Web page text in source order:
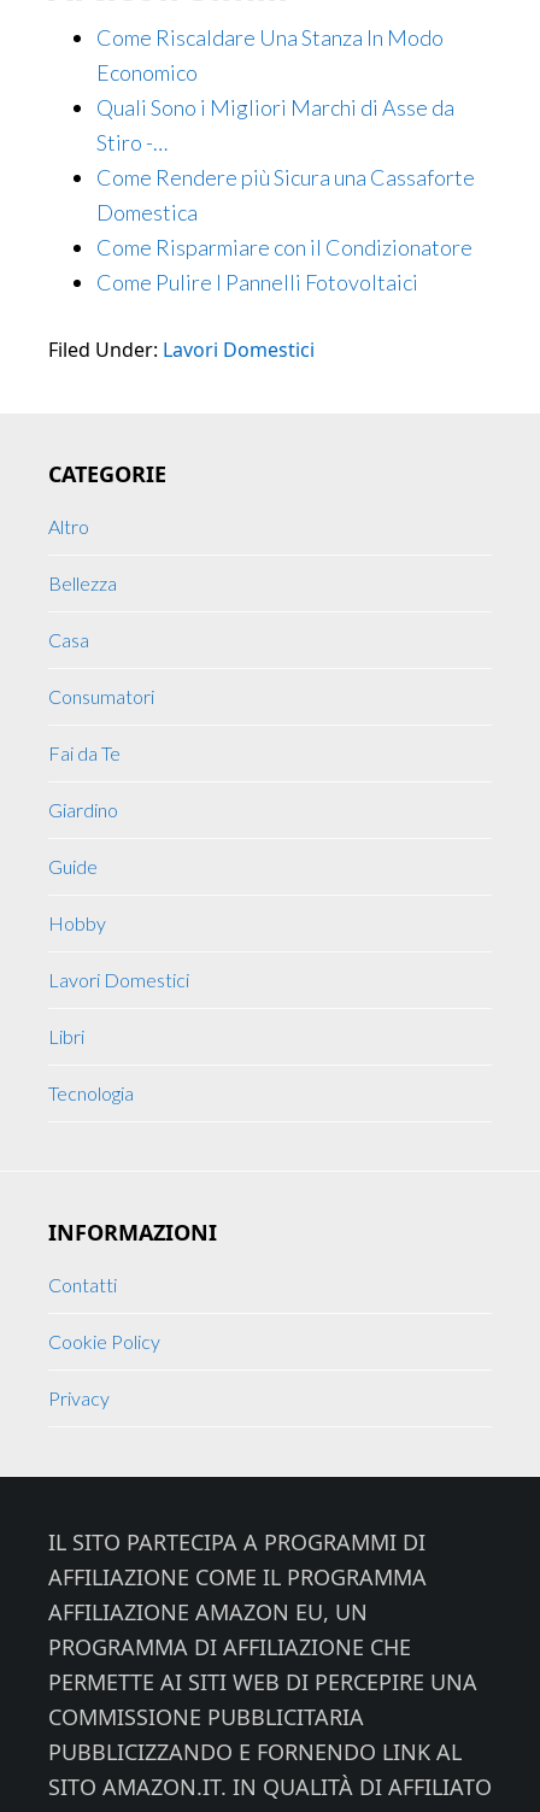
Come Riscaldare Una Stanza In Modo
Economico
Quali Sono i Migliori Marchi di Asse da
Stiro -…
Come Rendere più Sicura una Cassaforte
Domestica​
Come Risparmiare con il Condizionatore
Come Pulire I Pannelli Fotovoltaici
Filed Under: Lavori Domestici
Sidebar
CATEGORIE
Altro
Bellezza
Casa
Consumatori
Fai da Te
Giardino
Guide
Hobby
Lavori Domestici
Libri
Tecnologia
INFORMAZIONI
Contatti
Cookie Policy
Privacy
IL SITO PARTECIPA A PROGRAMMI DI
AFFILIAZIONE COME IL PROGRAMMA
AFFILIAZIONE AMAZON EU, UN
PROGRAMMA DI AFFILIAZIONE CHE
PERMETTE AI SITI WEB DI PERCEPIRE UNA
COMMISSIONE PUBBLICITARIA
PUBBLICIZZANDO E FORNENDO LINK AL
SITO AMAZON.IT. IN QUALITÀ DI AFFILIATO